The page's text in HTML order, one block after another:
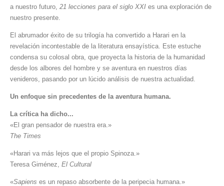
a nuestro futuro, 21 lecciones para el siglo XXI es una exploración de
nuestro presente.
El abrumador éxito de su trilogía ha convertido a Harari en la
revelación incontestable de la literatura ensayística. Este estuche
condensa su colosal obra, que proyecta la historia de la humanidad
desde los albores del hombre y se aventura en nuestros días
venideros, pasando por un lúcido análisis de nuestra actualidad.
Un enfoque sin precedentes de la aventura humana.
La crítica ha dicho...
«El gran pensador de nuestra era.»
The Times
«Harari va más lejos que el propio Spinoza.»
Teresa Giménez, El Cultural
«Sapiens es un repaso absorbente de la peripecia humana.»